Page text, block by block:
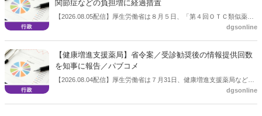
関節症などの負担増に経過措置
【2026.08.05配信】厚生労働省は８月５日、「第４回ＯＴＣ類似薬の
保険給付の見直しの実施に向けた技術的検討会」を開催。「中間とり
会等に報告し、令和８年秋頃を目途に結論を得る予定。
dgsonline
【健康増進支援薬局】省令案／受診勧奨後の情報提供回数
を知事に報告／パブコメ
【2026.08.04配信】厚生労働省は７月31日、健康増進支援薬局などに
関する省令案を示し、パブコメを開始した。受診勧奨を行った後に、
dgsonline